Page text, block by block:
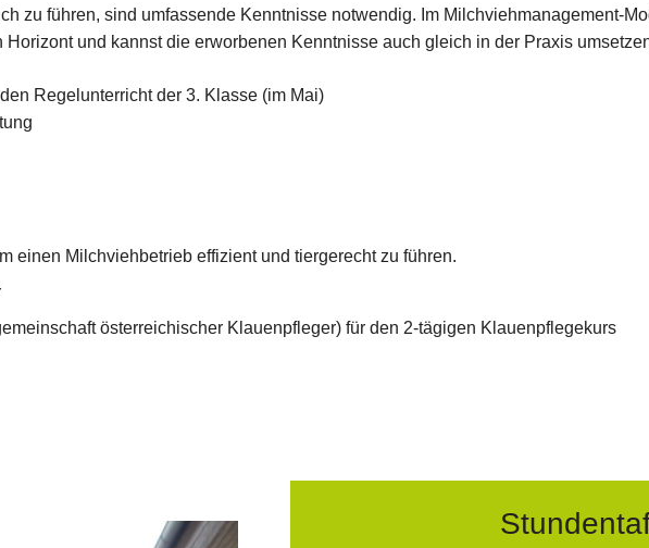
zu führen, sind umfassende Kenntnisse notwendig. Im Milchviehmanagement-
und kannst die erworbenen Kenntnisse auch gleich in der Praxis
Regelunterricht der 3. Klasse (im Mai)
einen Milchviehbetrieb effizient und tiergerecht zu führen.
österreichischer Klauenpfleger) für den 2-tägigen Klauenpflegekurs